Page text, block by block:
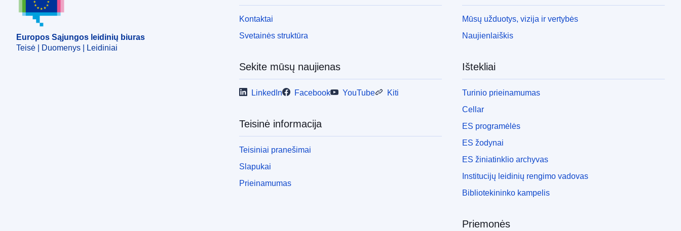
Europos Sąjungos leidinių biuras
Teisė | Duomenys | Leidiniai
Kontaktai
Svetainės struktūra
Sekite mūsų naujienas
LinkedIn Facebook YouTube Kiti
Teisinė informacija
Teisiniai pranešimai
Slapukai
Prieinamumas
Mūsų užduotys, vizija ir vertybės
Naujienlaiškis
Ištekliai
Turinio prieinamumas
Cellar
ES programėlės
ES žodynai
ES žiniatinklio archyvas
Institucijų leidinių rengimo vadovas
Bibliotekininko kampelis
Priemonės